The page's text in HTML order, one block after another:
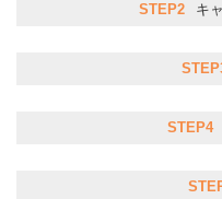
STEP2 キ
STEP4